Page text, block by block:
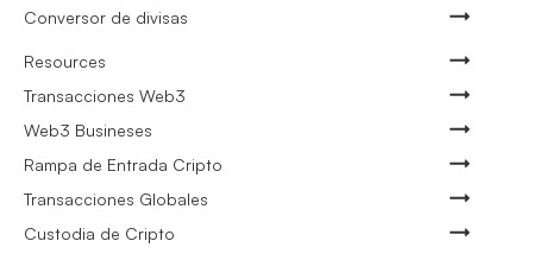
Conversor de divisas
Resources
Transacciones Web3
Web3 Busineses
Rampa de Entrada Cripto
Transacciones Globales
Custodia de Cripto